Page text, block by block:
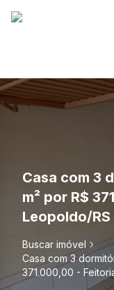
Casa com 3
m² por R$
Leopoldo/RS
Buscar imóvel
Casa com 3
371.000,00 -